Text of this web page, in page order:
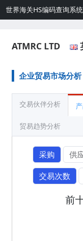
世界海关HS编码查询系统
ATMRC LTD
企业贸易市场分析
交易伙伴分析
贸易趋势分析
采购
供
交易次数
前